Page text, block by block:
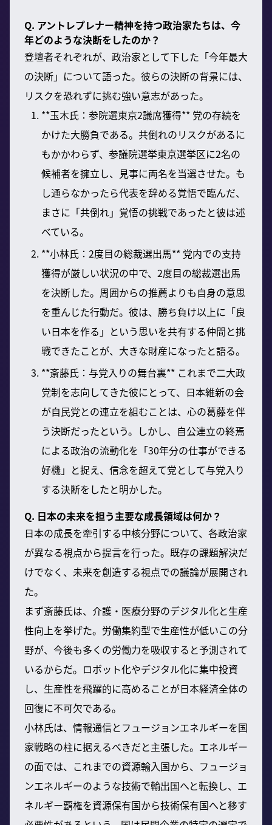
Q. アントレプレナー精神を持つ政治家たちは、今
年どのような決断をしたのか？
登壇者それぞれが、政治家として下した「今年最大
の決断」について語った。彼らの決断の背景には、
リスクを恐れずに挑む強い意志があった。
**玉木氏：参院選東京2議席獲得** 党の存続を
かけた大勝負である。共倒れのリスクがあるに
もかかわらず、参議院選挙東京選挙区に2名の
候補者を擁立し、見事に両名を当選させた。も
し通らなかったら代表を辞める覚悟で臨んだ、
まさに「共倒れ」覚悟の挑戦であったと彼は述
べている。
**小林氏：2度目の総裁選出馬** 党内での支持
獲得が厳しい状況の中で、2度目の総裁選出馬
を決断した。周囲からの推薦よりも自身の意思
を重んじた行動だ。彼は、勝ち負け以上に「良
い日本を作る」という思いを共有する仲間と挑
戦できたことが、大きな財産になったと語る。
**斎藤氏：与党入りの舞台裏** これまで二大政
党制を志向してきた彼にとって、日本維新の会
が自民党との連立を組むことは、心の葛藤を伴
う決断だったという。しかし、自公連立の終焉
による政治の流動化を「30年分の仕事ができる
好機」と捉え、信念を超えて党として与党入り
する決断をしたと明かした。
Q. 日本の未来を担う主要な成長領域は何か？
日本の成長を牽引する中核分野について、各政治家
が異なる視点から提言を行った。既存の課題解決だ
けでなく、未来を創造する視点での議論が展開され
た。
まず斎藤氏は、介護・医療分野のデジタル化と生産
性向上を挙げた。労働集約型で生産性が低いこの分
野が、今後も多くの労働力を吸収すると予測されて
いるからだ。ロボット化やデジタル化に集中投資
し、生産性を飛躍的に高めることが日本経済全体の
回復に不可欠である。
小林氏は、情報通信とフュージョンエネルギーを国
家戦略の柱に据えるべきだと主張した。エネルギー
の面では、これまでの資源輸入国から、フュージョ
ンエネルギーのような技術で輸出国へと転換し、エ
ネルギー覇権を資源保有国から技術保有国へと移す